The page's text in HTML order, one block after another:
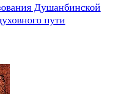
Душанбинской
пути